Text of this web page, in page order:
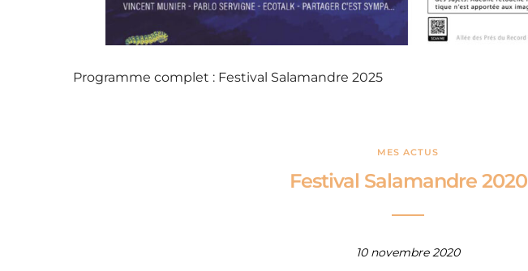
Programme complet : Festival Salamandre 2025
MES ACTUS
Festival Salamandre 2020
10 novembre 2020